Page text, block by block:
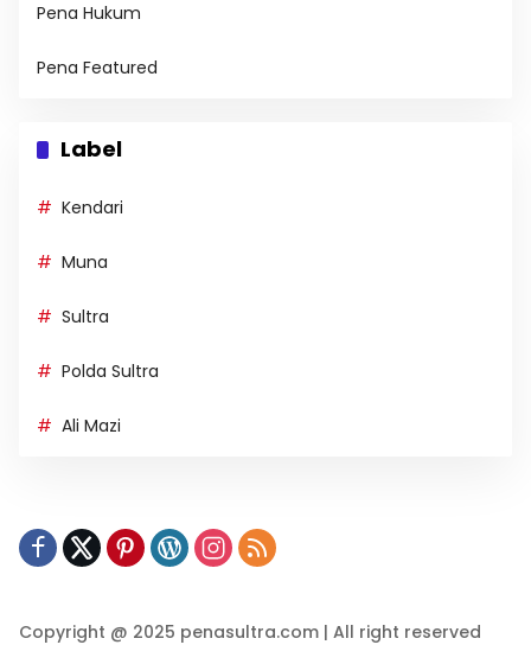
Pena Hukum
Pena Featured
Label
Kendari
Muna
Sultra
Polda Sultra
Ali Mazi
Copyright @ 2025 penasultra.com | All right reserved